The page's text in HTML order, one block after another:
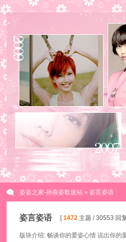
姿姿之家-孙燕姿歌迷站» 姿言姿语
姿言姿语 [1472主题 / 30553 回
版块介绍: 畅谈你的爱姿心情 说出你的